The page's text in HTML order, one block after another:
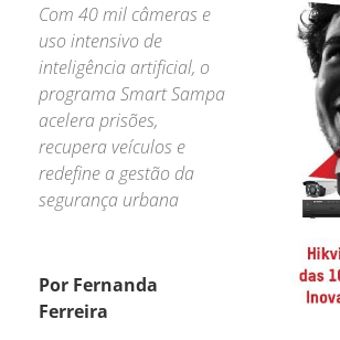
Com 40 mil câmeras e
uso intensivo de
inteligência artificial, o
programa Smart Sampa
acelera prisões,
recupera veículos e
redefine a gestão da
segurança urbana
Por Fernanda
Ferreira